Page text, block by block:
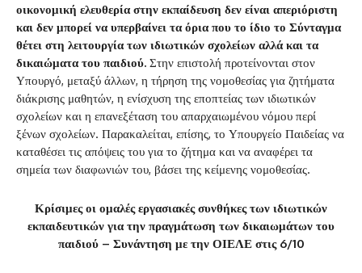
οικονομική ελευθερία στην εκπαίδευση δεν είναι απεριόριστη
και δεν μπορεί να υπερβαίνει τα όρια που το ίδιο το Σύνταγμα
θέτει στη λειτουργία των ιδιωτικών σχολείων αλλά και τα
δικαιώματα του παιδιού. Στην επιστολή προτείνονται στον
Υπουργό, μεταξύ άλλων, η τήρηση της νομοθεσίας για ζητήματα
διάκρισης μαθητών, η ενίσχυση της εποπτείας των ιδιωτικών
σχολείων και η επανεξέταση του απαρχαιωμένου νόμου περί
ξένων σχολείων. Παρακαλείται, επίσης, το Υπουργείο Παιδείας να
καταθέσει τις απόψεις του για το ζήτημα και να αναφέρει τα
σημεία των διαφωνιών του, βάσει της κείμενης νομοθεσίας.
Κρίσιμες οι ομαλές εργασιακές συνθήκες των ιδιωτικών
εκπαιδευτικών για την πραγμάτωση των δικαιωμάτων του
παιδιού – Συνάντηση με την ΟΙΕΛΕ στις 6/10